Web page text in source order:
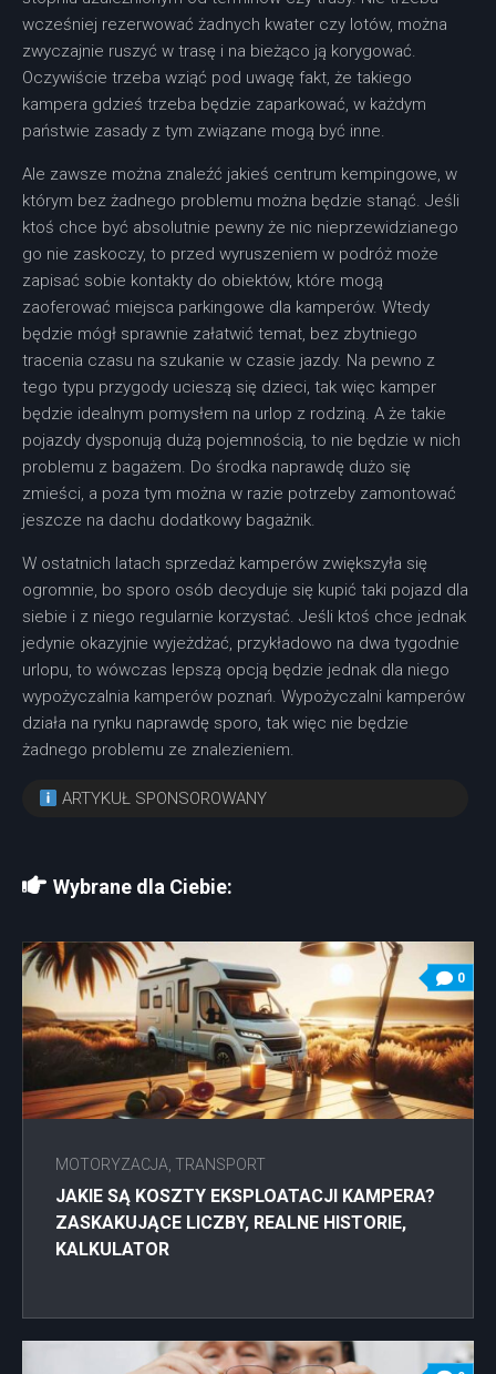
wcześniej rezerwować żadnych kwater czy lotów, można
zwyczajnie ruszyć w trasę i na bieżąco ją korygować.
Oczywiście trzeba wziąć pod uwagę fakt, że takiego
kampera gdzieś trzeba będzie zaparkować, w każdym
państwie zasady z tym związane mogą być inne.
Ale zawsze można znaleźć jakieś centrum kempingowe, w
którym bez żadnego problemu można będzie stanąć. Jeśli
ktoś chce być absolutnie pewny że nic nieprzewidzianego
go nie zaskoczy, to przed wyruszeniem w podróż może
zapisać sobie kontakty do obiektów, które mogą
zaoferować miejsca parkingowe dla kamperów. Wtedy
będzie mógł sprawnie załatwić temat, bez zbytniego
tracenia czasu na szukanie w czasie jazdy. Na pewno z
tego typu przygody ucieszą się dzieci, tak więc kamper
będzie idealnym pomysłem na urlop z rodziną. A że takie
pojazdy dysponują dużą pojemnością, to nie będzie w nich
problemu z bagażem. Do środka naprawdę dużo się
zmieści, a poza tym można w razie potrzeby zamontować
jeszcze na dachu dodatkowy bagażnik.
W ostatnich latach sprzedaż kamperów zwiększyła się
ogromnie, bo sporo osób decyduje się kupić taki pojazd dla
siebie i z niego regularnie korzystać. Jeśli ktoś chce jednak
jedynie okazyjnie wyjeżdżać, przykładowo na dwa tygodnie
urlopu, to wówczas lepszą opcją będzie jednak dla niego
wypożyczalnia kamperów poznań. Wypożyczalni kamperów
działa na rynku naprawdę sporo, tak więc nie będzie
żadnego problemu ze znalezieniem.
ARTYKUŁ SPONSOROWANY
Wybrane dla Ciebie:
0
MOTORYZACJA, TRANSPORT
JAKIE SĄ KOSZTY EKSPLOATACJI KAMPERA?
ZASKAKUJĄCE LICZBY, REALNE HISTORIE,
KALKULATOR